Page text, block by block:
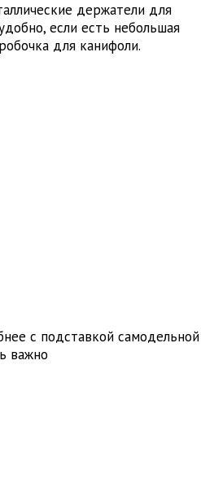
держатели для
если есть небольшая
для канифоли.
с подставкой самодельной
важно